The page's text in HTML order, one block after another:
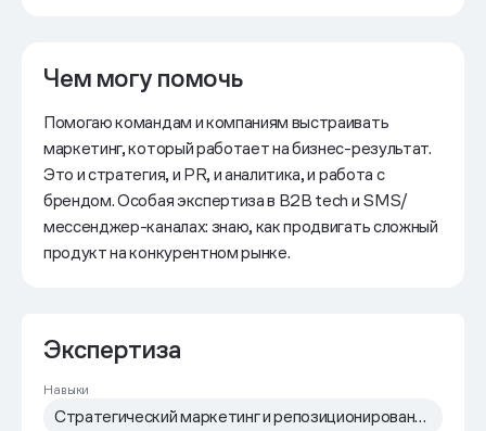
Чем могу помочь
Помогаю командам и компаниям выстраивать
маркетинг, который работает на бизнес-результат.
Это и стратегия, и PR, и аналитика, и работа с
брендом. Особая экспертиза в B2B tech и SMS/
мессенджер-каналах: знаю, как продвигать сложный
продукт на конкурентном рынке.
Экспертиза
Навыки
Стратегический маркетинг и репозиционирование брендов в B2B SaaS